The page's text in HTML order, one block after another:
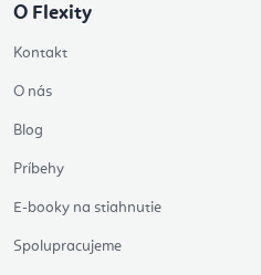
O Flexity
Kontakt
O nás
Blog
Príbehy
E-booky na stiahnutie
Spolupracujeme